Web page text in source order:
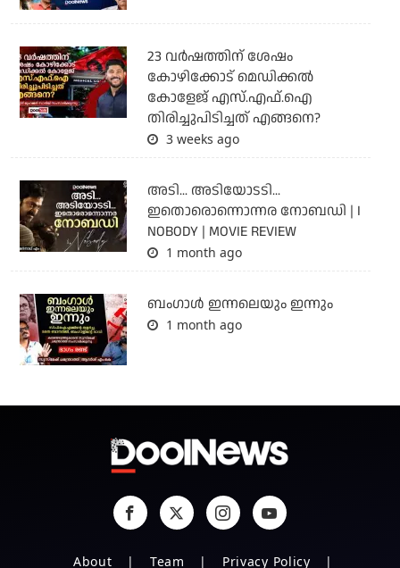
23 വർഷത്തിന് ശേഷം
കോഴിക്കോട് മെഡിക്കൽ
കോളേജ് എസ്.എഫ്.ഐ
തിരിച്ചുപിടിച്ചത് എങ്ങനെ?
3 weeks ago
അടി... അടിയോടടി...
ഇതൊരൊന്നൊന്നര നോബഡി | I
NOBODY | MOVIE REVIEW
1 month ago
ബംഗാള്‍ ഇന്നലെയും ഇന്നും
1 month ago
About Team Privacy Policy